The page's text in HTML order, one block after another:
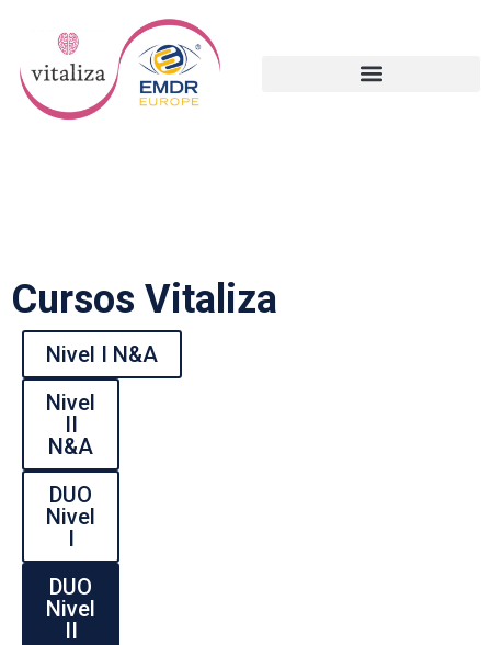
Cursos Vitaliza
Nivel I N&A
Nivel
II
N&A
DUO
Nivel
I
DUO
Nivel
II